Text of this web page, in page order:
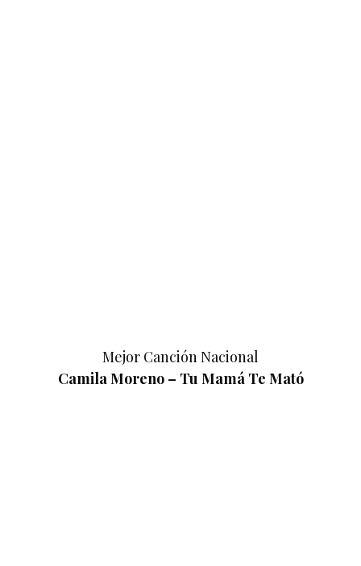
Mejor Canción Nacional
Camila Moreno – Tu Mamá Te Mató